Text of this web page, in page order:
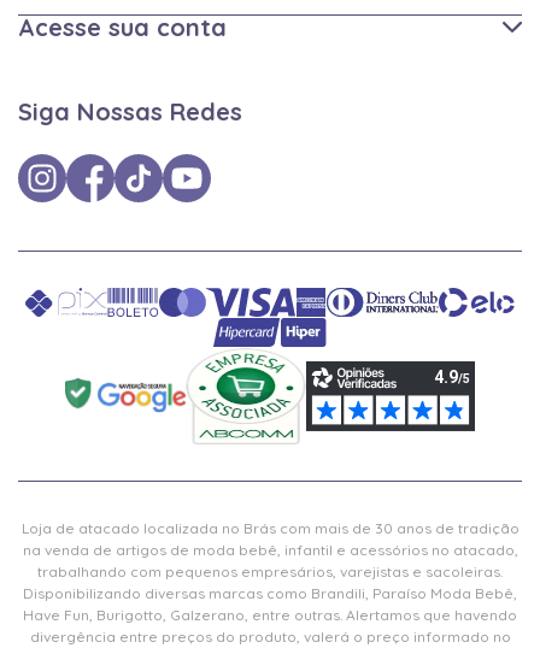
Acesse sua conta
Siga Nossas Redes
Loja de atacado localizada no Brás com mais de 30 anos de tradição
na venda de artigos de moda bebê, infantil e acessórios no atacado,
trabalhando com pequenos empresários, varejistas e sacoleiras.
Disponibilizando diversas marcas como Brandili, Paraíso Moda Bebê,
Have Fun, Burigotto, Galzerano, entre outras. Alertamos que havendo
divergência entre preços do produto, valerá o preço informado no